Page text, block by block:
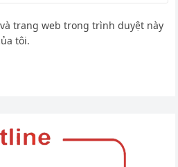
trang web trong trình duyệt này
tôi.